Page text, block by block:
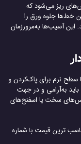
ریز می‌شود که
خط‌ها جلوه ورق را
این آسیب‌ها به‌مرورزمان
سطح نرم برای پاک‌کردن و
به‌آرامی و در جهت
سخت یا اسفنج‌های
ترین قیمت با شماره